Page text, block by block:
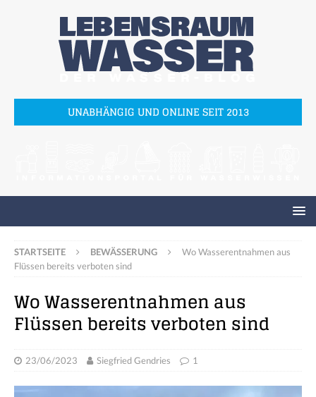
UNABHÄNGIG UND ONLINE SEIT 2013
STARTSEITE BEWÄSSERUNG
Wo Wasserentnahmen aus
Flüssen bereits verboten sind
Wo Wasserentnahmen aus
Flüssen bereits verboten sind
23/06/2023 Siegfried Gendries 1